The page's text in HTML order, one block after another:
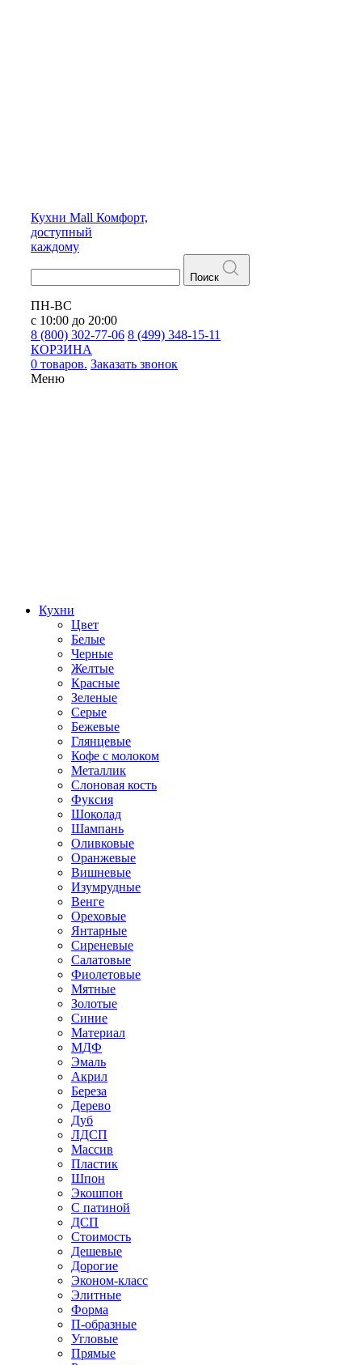
Кухни Mall Комфорт,
доступный
каждому
Поиск
ПН-ВС
с 10:00 до 20:00
8 (800) 302-77-06 8 (499) 348-15-11
КОРЗИНА
0 товаров. Заказать звонок
Меню
Кухни
Цвет
Белые
Черные
Желтые
Красные
Зеленые
Серые
Бежевые
Глянцевые
Кофе с молоком
Металлик
Слоновая кость
Фуксия
Шоколад
Шампань
Оливковые
Оранжевые
Вишневые
Изумрудные
Венге
Ореховые
Янтарные
Сиреневые
Салатовые
Фиолетовые
Мятные
Золотые
Синие
Материал
МДФ
Эмаль
Акрил
Береза
Дерево
Дуб
ЛДСП
Массив
Пластик
Шпон
Экошпон
С патиной
ДСП
Стоимость
Дешевые
Дорогие
Эконом-класс
Элитные
Форма
П-образные
Угловые
Прямые